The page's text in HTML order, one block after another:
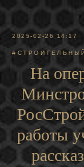
2025-02-26 14:17
На
работы